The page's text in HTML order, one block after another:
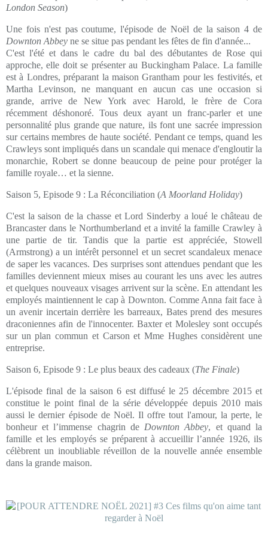
London Season)
Une fois n'est pas coutume, l'épisode de Noël de la saison 4 de
Downton Abbey ne se situe pas pendant les fêtes de fin d'année...
C'est l'été et dans le cadre du bal des débutantes de Rose qui
approche, elle doit se présenter au Buckingham Palace. La famille
est à Londres, préparant la maison Grantham pour les festivités, et
Martha Levinson, ne manquant en aucun cas une occasion si
grande, arrive de New York avec Harold, le frère de Cora
récemment déshonoré. Tous deux ayant un franc-parler et une
personnalité plus grande que nature, ils font une sacrée impression
sur certains membres de haute société. Pendant ce temps, quand les
Crawleys sont impliqués dans un scandale qui menace d'engloutir la
monarchie, Robert se donne beaucoup de peine pour protéger la
famille royale… et la sienne.
Saison 5, Episode 9 : La Réconciliation (A Moorland Holiday)
C'est la saison de la chasse et Lord Sinderby a loué le château de
Brancaster dans le Northumberland et a invité la famille Crawley à
une partie de tir. Tandis que la partie est appréciée, Stowell
(Armstrong) a un intérêt personnel et un secret scandaleux menace
de saper les vacances. Des surprises sont attendues pendant que les
familles deviennent mieux mises au courant les uns avec les autres
et quelques nouveaux visages arrivent sur la scène. En attendant les
employés maintiennent le cap à Downton. Comme Anna fait face à
un avenir incertain derrière les barreaux, Bates prend des mesures
draconiennes afin de l'innocenter. Baxter et Molesley sont occupés
sur un plan commun et Carson et Mme Hughes considèrent une
entreprise.
Saison 6, Episode 9 : Le plus beaux des cadeaux (The Finale)
L'épisode final de la saison 6 est diffusé le 25 décembre 2015 et
constitue le point final de la série développée depuis 2010 mais
aussi le dernier épisode de Noël. Il offre tout l'amour, la perte, le
bonheur et l’immense chagrin de Downton Abbey, et quand la
famille et les employés se préparent à accueillir l’année 1926, ils
célèbrent un inoubliable réveillon de la nouvelle année ensemble
dans la grande maison.